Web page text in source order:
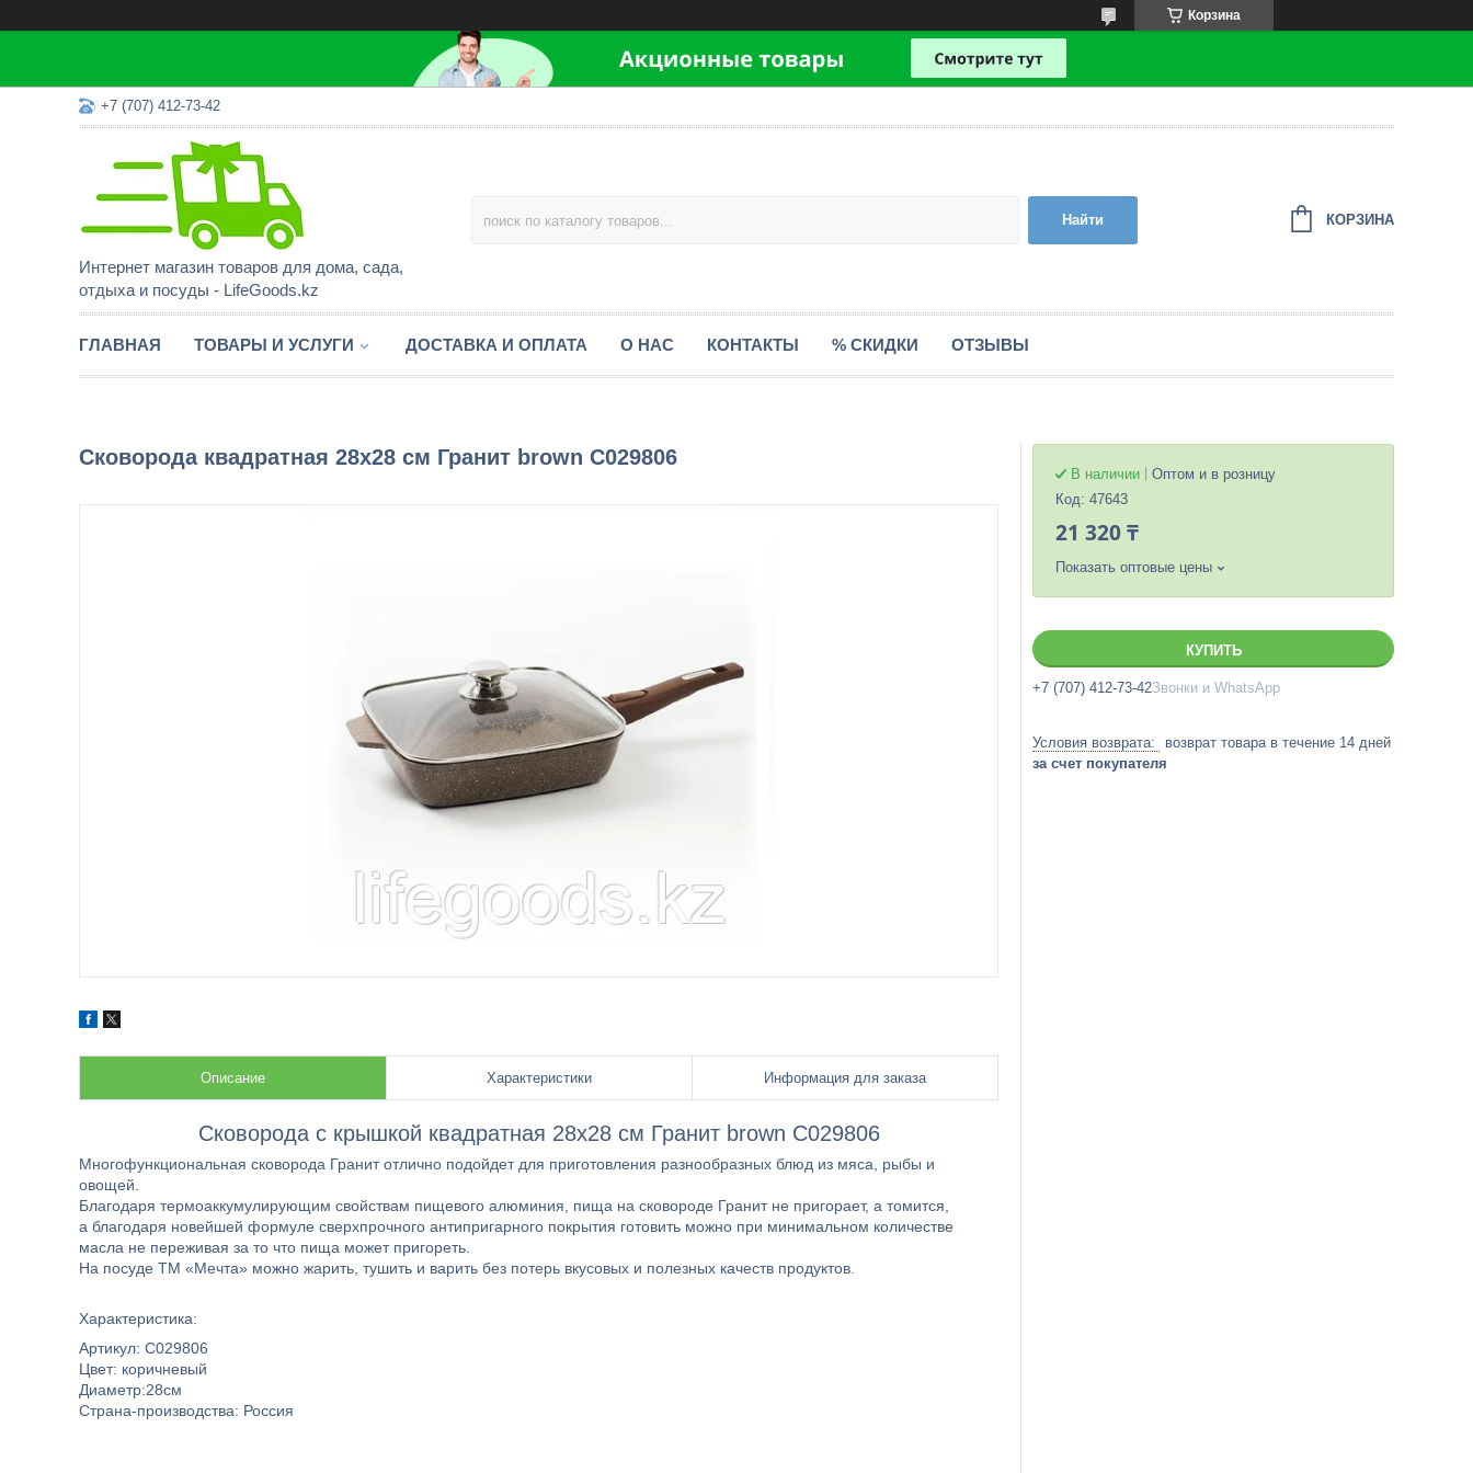
Корзина
+7 (707) 412-73-42
Интернет магазин товаров для дома, сада,
отдыха и посуды - LifeGoods.kz
Найти КОРЗИНА
ГЛАВНАЯ ТОВАРЫ И УСЛУГИ ДОСТАВКА И ОПЛАТА О НАС КОНТАКТЫ % СКИДКИ ОТЗЫВЫ
Сковорода квадратная 28х28 см Гранит brown С029806
Описание Характеристики Информация для заказа
Сковорода с крышкой квадратная 28х28 см Гранит brown С029806
Многофункциональная сковорода Гранит отлично подойдет для приготовления разнообразных блюд из мяса, рыбы и
овощей.
Благодаря термоаккумулирующим свойствам пищевого алюминия, пища на сковороде Гранит не пригорает, а томится,
а благодаря новейшей формуле сверхпрочного антипригарного покрытия готовить можно при минимальном количестве
масла не переживая за то что пища может пригореть.
На посуде ТМ «Мечта» можно жарить, тушить и варить без потерь вкусовых и полезных качеств продуктов.
Характеристика:
Артикул: С029806
Цвет: коричневый
Диаметр:28см
Страна-производства: Россия
В наличии
Оптом и в розницу
Код: 47643
21 320 ₸
Показать оптовые цены
КУПИТЬ
+7 (707) 412-73-42Звонки и WhatsApp
возврат товара в течение 14 дней
за счет покупателя